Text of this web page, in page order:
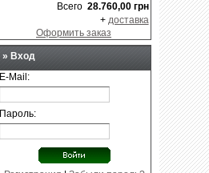
Всего 28.760,00 грн
+ доставка
Оформить заказ
» Вход
E-Mail:
Пароль: